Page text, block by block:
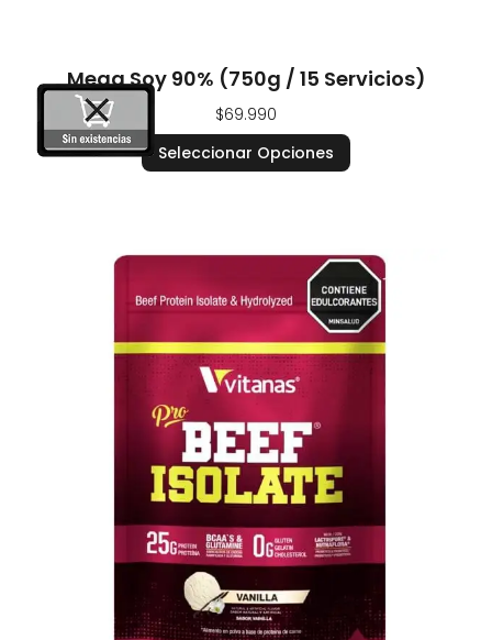
Mega Soy 90% (750g / 15 Servicios)
$69.990
Seleccionar Opciones